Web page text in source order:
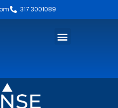
317 3001089